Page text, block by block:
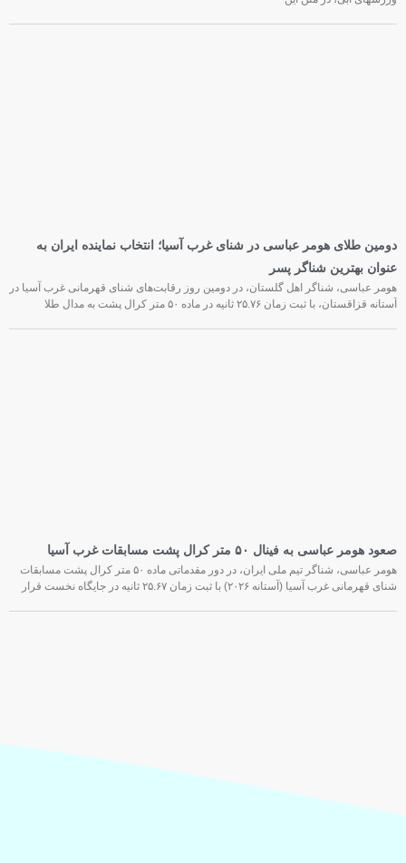
دومین طلای هومر عباسی در شنای غرب آسیا؛ انتخاب نماینده ایران به
عنوان بهترین شناگر پسر
هومر عباسی، شناگر اهل گلستان، در دومین روز رقابت‌های شنای قهرمانی غرب آسیا در
آستانه قزاقستان، با ثبت زمان ۲۵.۷۶ ثانیه در ماده ۵۰ متر کرال پشت به مدال طلا
صعود هومر عباسی به فینال ۵۰ متر کرال پشت مسابقات غرب آسیا
هومر عباسی، شناگر تیم ملی ایران، در دور مقدماتی ماده ۵۰ متر کرال پشت مسابقات
شنای قهرمانی غرب آسیا (آستانه ۲۰۲۶) با ثبت زمان ۲۵.۶۷ ثانیه در جایگاه نخست قرار